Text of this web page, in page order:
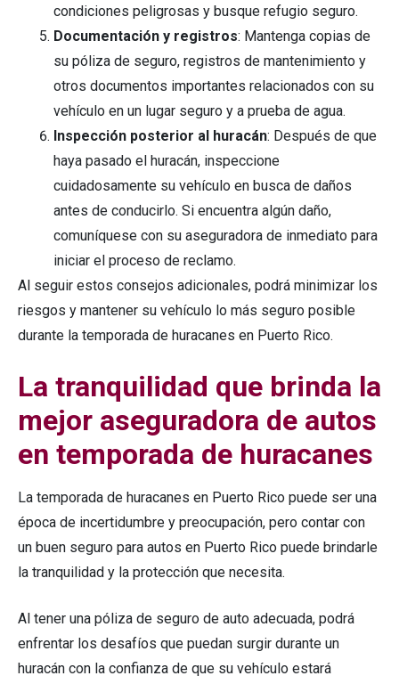
condiciones peligrosas y busque refugio seguro.
Documentación y registros: Mantenga copias de
su póliza de seguro, registros de mantenimiento y
otros documentos importantes relacionados con su
vehículo en un lugar seguro y a prueba de agua.
Inspección posterior al huracán: Después de que
haya pasado el huracán, inspeccione
cuidadosamente su vehículo en busca de daños
antes de conducirlo. Si encuentra algún daño,
comuníquese con su aseguradora de inmediato para
iniciar el proceso de reclamo.
Al seguir estos consejos adicionales, podrá minimizar los
riesgos y mantener su vehículo lo más seguro posible
durante la temporada de huracanes en Puerto Rico.
La tranquilidad que brinda la
mejor aseguradora de autos
en temporada de huracanes
La temporada de huracanes en Puerto Rico puede ser una
época de incertidumbre y preocupación, pero contar con
un buen seguro para autos en Puerto Rico puede brindarle
la tranquilidad y la protección que necesita.
Al tener una póliza de seguro de auto adecuada, podrá
enfrentar los desafíos que puedan surgir durante un
huracán con la confianza de que su vehículo estará